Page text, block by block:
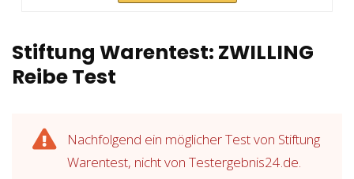
Stiftung Warentest: ZWILLING
Reibe Test
Nachfolgend ein möglicher Test von Stiftung
Warentest, nicht von Testergebnis24.de.